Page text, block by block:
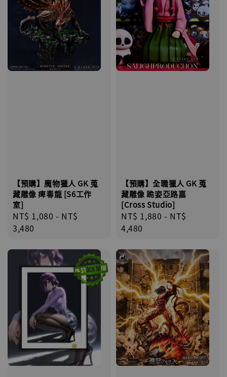
【預購】魔物獵人 GK 蒐
藏雕像 痺毒龍 [S6工作
室]
Regular
price
NT$ 1,080 - NT$
3,480
【預購】全職獵人 GK 蒐
藏雕像 跪姿亞路嘉
[Cross Studio]
Regular
price
NT$ 1,880 - NT$
4,480